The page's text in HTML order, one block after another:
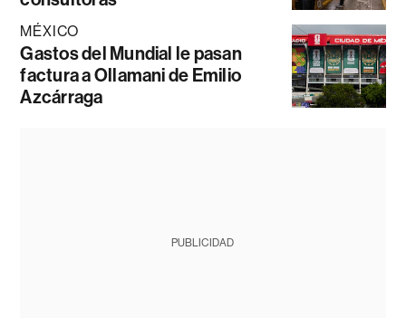
MÉXICO
Gastos del Mundial le pasan
factura a Ollamani de Emilio
Azcárraga
PUBLICIDAD